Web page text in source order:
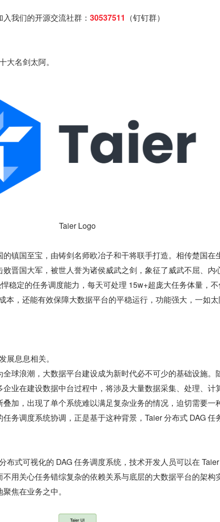
我们的开源交流社群： 30537511 （钉钉群）
大名剑太阿。
Taier Logo
镇国至宝，由铸剑名师欧冶子和干将联手打造。相传楚国在
晋国大军，被世人誉为诸侯威武之剑，象征了威武不屈、内
稳定的任务调度能力，每天可处理 15w+超庞大任务体量，
本，还能有效保障大数据平台的平稳运行，功能强大，一如
展息息相关。
球浪潮，大数据平台建设成为新时代必不可少的基础设施。
业在建设数据中台过程中，将涉及大量数据采集、处理、计
加，出现了单个系统难以满足复杂业务的情况，迫切需要一
务调度系统协调，正是基于这种背景，Taier 分布式 DAG 任
布式可视化的 DAG 任务调度系统，技术开发人员可以在
用关心任务错综复杂的依赖关系与底层的大数据平台的架构
焦在业务之中。